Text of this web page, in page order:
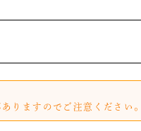
りますのでご注意ください。